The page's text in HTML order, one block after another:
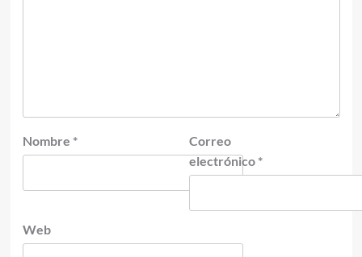
Nombre *
Correo
electrónico *
Web